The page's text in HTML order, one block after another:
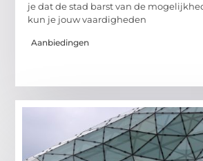
je dat de stad barst van de
kun je jouw vaardigheden
Aanbiedingen